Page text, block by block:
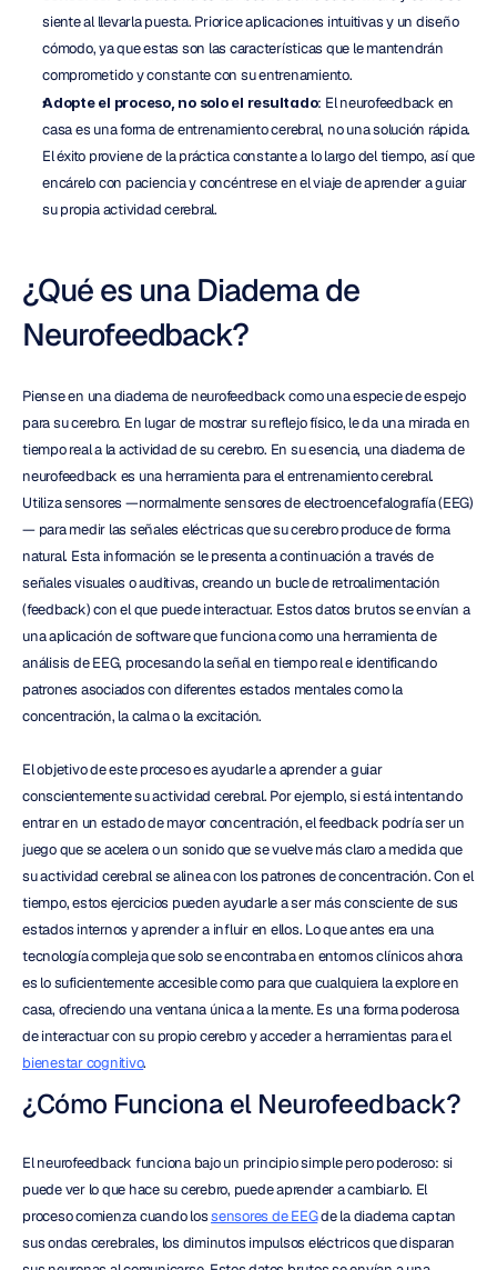
siente al llevarla puesta. Priorice aplicaciones intuitivas y un diseño
cómodo, ya que estas son las características que le mantendrán
comprometido y constante con su entrenamiento.
Adopte el proceso, no solo el resultado: El neurofeedback en
casa es una forma de entrenamiento cerebral, no una solución rápida.
El éxito proviene de la práctica constante a lo largo del tiempo, así que
encárelo con paciencia y concéntrese en el viaje de aprender a guiar
su propia actividad cerebral.
¿Qué es una Diadema de
Neurofeedback?
Piense en una diadema de neurofeedback como una especie de espejo
para su cerebro. En lugar de mostrar su reflejo físico, le da una mirada en
tiempo real a la actividad de su cerebro. En su esencia, una diadema de
neurofeedback es una herramienta para el entrenamiento cerebral.
Utiliza sensores —normalmente sensores de electroencefalografía (EEG)
— para medir las señales eléctricas que su cerebro produce de forma
natural. Esta información se le presenta a continuación a través de
señales visuales o auditivas, creando un bucle de retroalimentación
(feedback) con el que puede interactuar. Estos datos brutos se envían a
una aplicación de software que funciona como una herramienta de
análisis de EEG, procesando la señal en tiempo real e identificando
patrones asociados con diferentes estados mentales como la
concentración, la calma o la excitación.
El objetivo de este proceso es ayudarle a aprender a guiar
conscientemente su actividad cerebral. Por ejemplo, si está intentando
entrar en un estado de mayor concentración, el feedback podría ser un
juego que se acelera o un sonido que se vuelve más claro a medida que
su actividad cerebral se alinea con los patrones de concentración. Con el
tiempo, estos ejercicios pueden ayudarle a ser más consciente de sus
estados internos y aprender a influir en ellos. Lo que antes era una
tecnología compleja que solo se encontraba en entornos clínicos ahora
es lo suficientemente accesible como para que cualquiera la explore en
casa, ofreciendo una ventana única a la mente. Es una forma poderosa
de interactuar con su propio cerebro y acceder a herramientas para el
bienestar cognitivo.
¿Cómo Funciona el Neurofeedback?
El neurofeedback funciona bajo un principio simple pero poderoso: si
puede ver lo que hace su cerebro, puede aprender a cambiarlo. El
proceso comienza cuando los sensores de EEG de la diadema captan
sus ondas cerebrales, los diminutos impulsos eléctricos que disparan